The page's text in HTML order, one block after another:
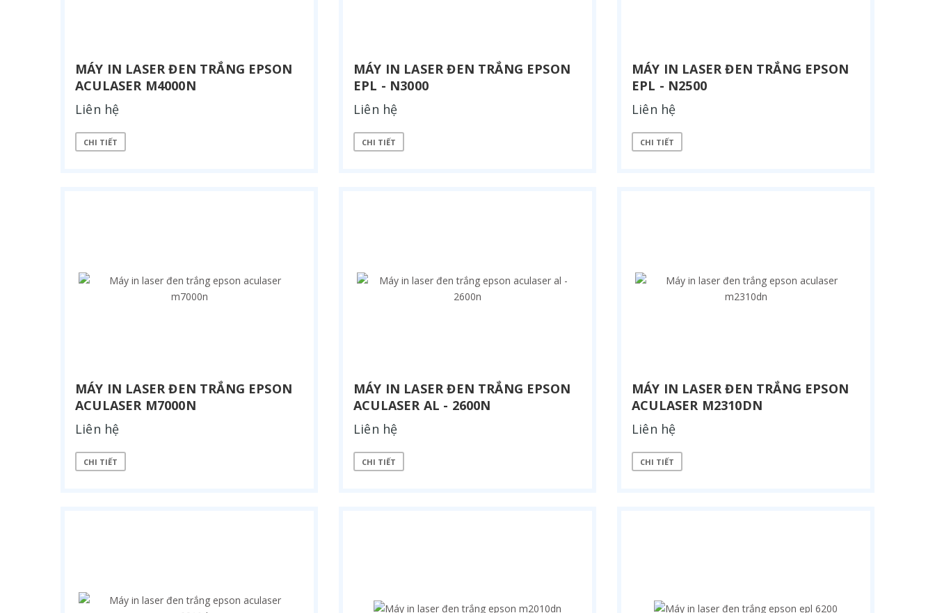
MÁY IN LASER ĐEN TRẮNG EPSON
ACULASER M4000N
Liên hệ
CHI TIẾT
MÁY IN LASER ĐEN TRẮNG EPSON
EPL - N3000
Liên hệ
CHI TIẾT
MÁY IN LASER ĐEN TRẮNG EPSON
EPL - N2500
Liên hệ
CHI TIẾT
MÁY IN LASER ĐEN TRẮNG EPSON
ACULASER M7000N
Liên hệ
CHI TIẾT
MÁY IN LASER ĐEN TRẮNG EPSON
ACULASER AL - 2600N
Liên hệ
CHI TIẾT
MÁY IN LASER ĐEN TRẮNG EPSON
ACULASER M2310DN
Liên hệ
CHI TIẾT